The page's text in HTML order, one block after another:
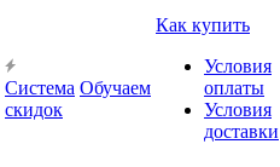
Система
скидок
Обучаем
Как купить
Условия
оплаты
Условия
доставки